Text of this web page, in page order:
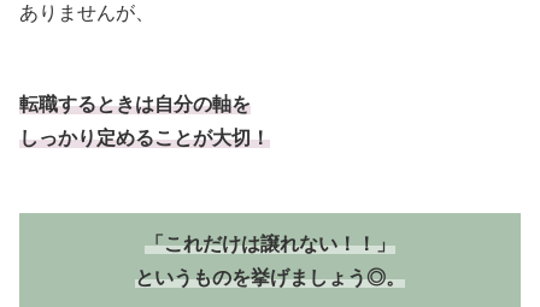
ありませんが、
転職するときは自分の軸を
しっかり定めることが大切！
「これだけは譲れない！！」
というものを挙げましょう◎。